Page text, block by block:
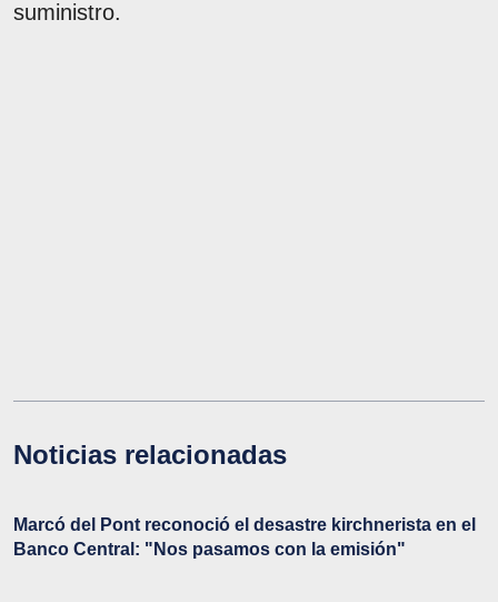
suministro.
Noticias relacionadas
Marcó del Pont reconoció el desastre kirchnerista en el
Banco Central: "Nos pasamos con la emisión"